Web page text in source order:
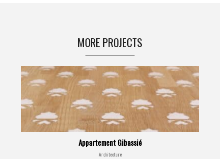
MORE PROJECTS
Appartement Gibassié
Architecture